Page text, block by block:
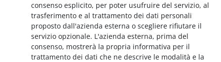
consenso esplicito, per poter usufruire del servizio, al
trasferimento e al trattamento dei dati personali
proposto dall'azienda esterna o scegliere rifiutare il
servizio opzionale. L'azienda esterna, prima del
consenso, mostrerà la propria informativa per il
trattamento dei dati che ne descrive le modalità e la